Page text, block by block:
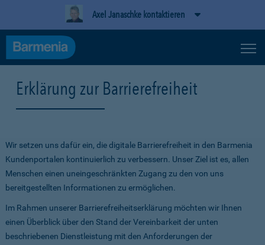
Axel Janaschke kontaktieren
Erklärung zur Barrierefreiheit
Wir setzen uns dafür ein, die digitale Barrierefreiheit in den Barmenia
Kundenportalen kontinuierlich zu verbessern. Unser Ziel ist es, allen
Menschen einen uneingeschränkten Zugang zu den von uns
bereitgestellten Informationen zu ermöglichen.
Im Rahmen unserer Barrierefreiheitserklärung möchten wir Ihnen
einen Überblick über den Stand der Vereinbarkeit der unten
beschriebenen Dienstleistung mit den Anforderungen der